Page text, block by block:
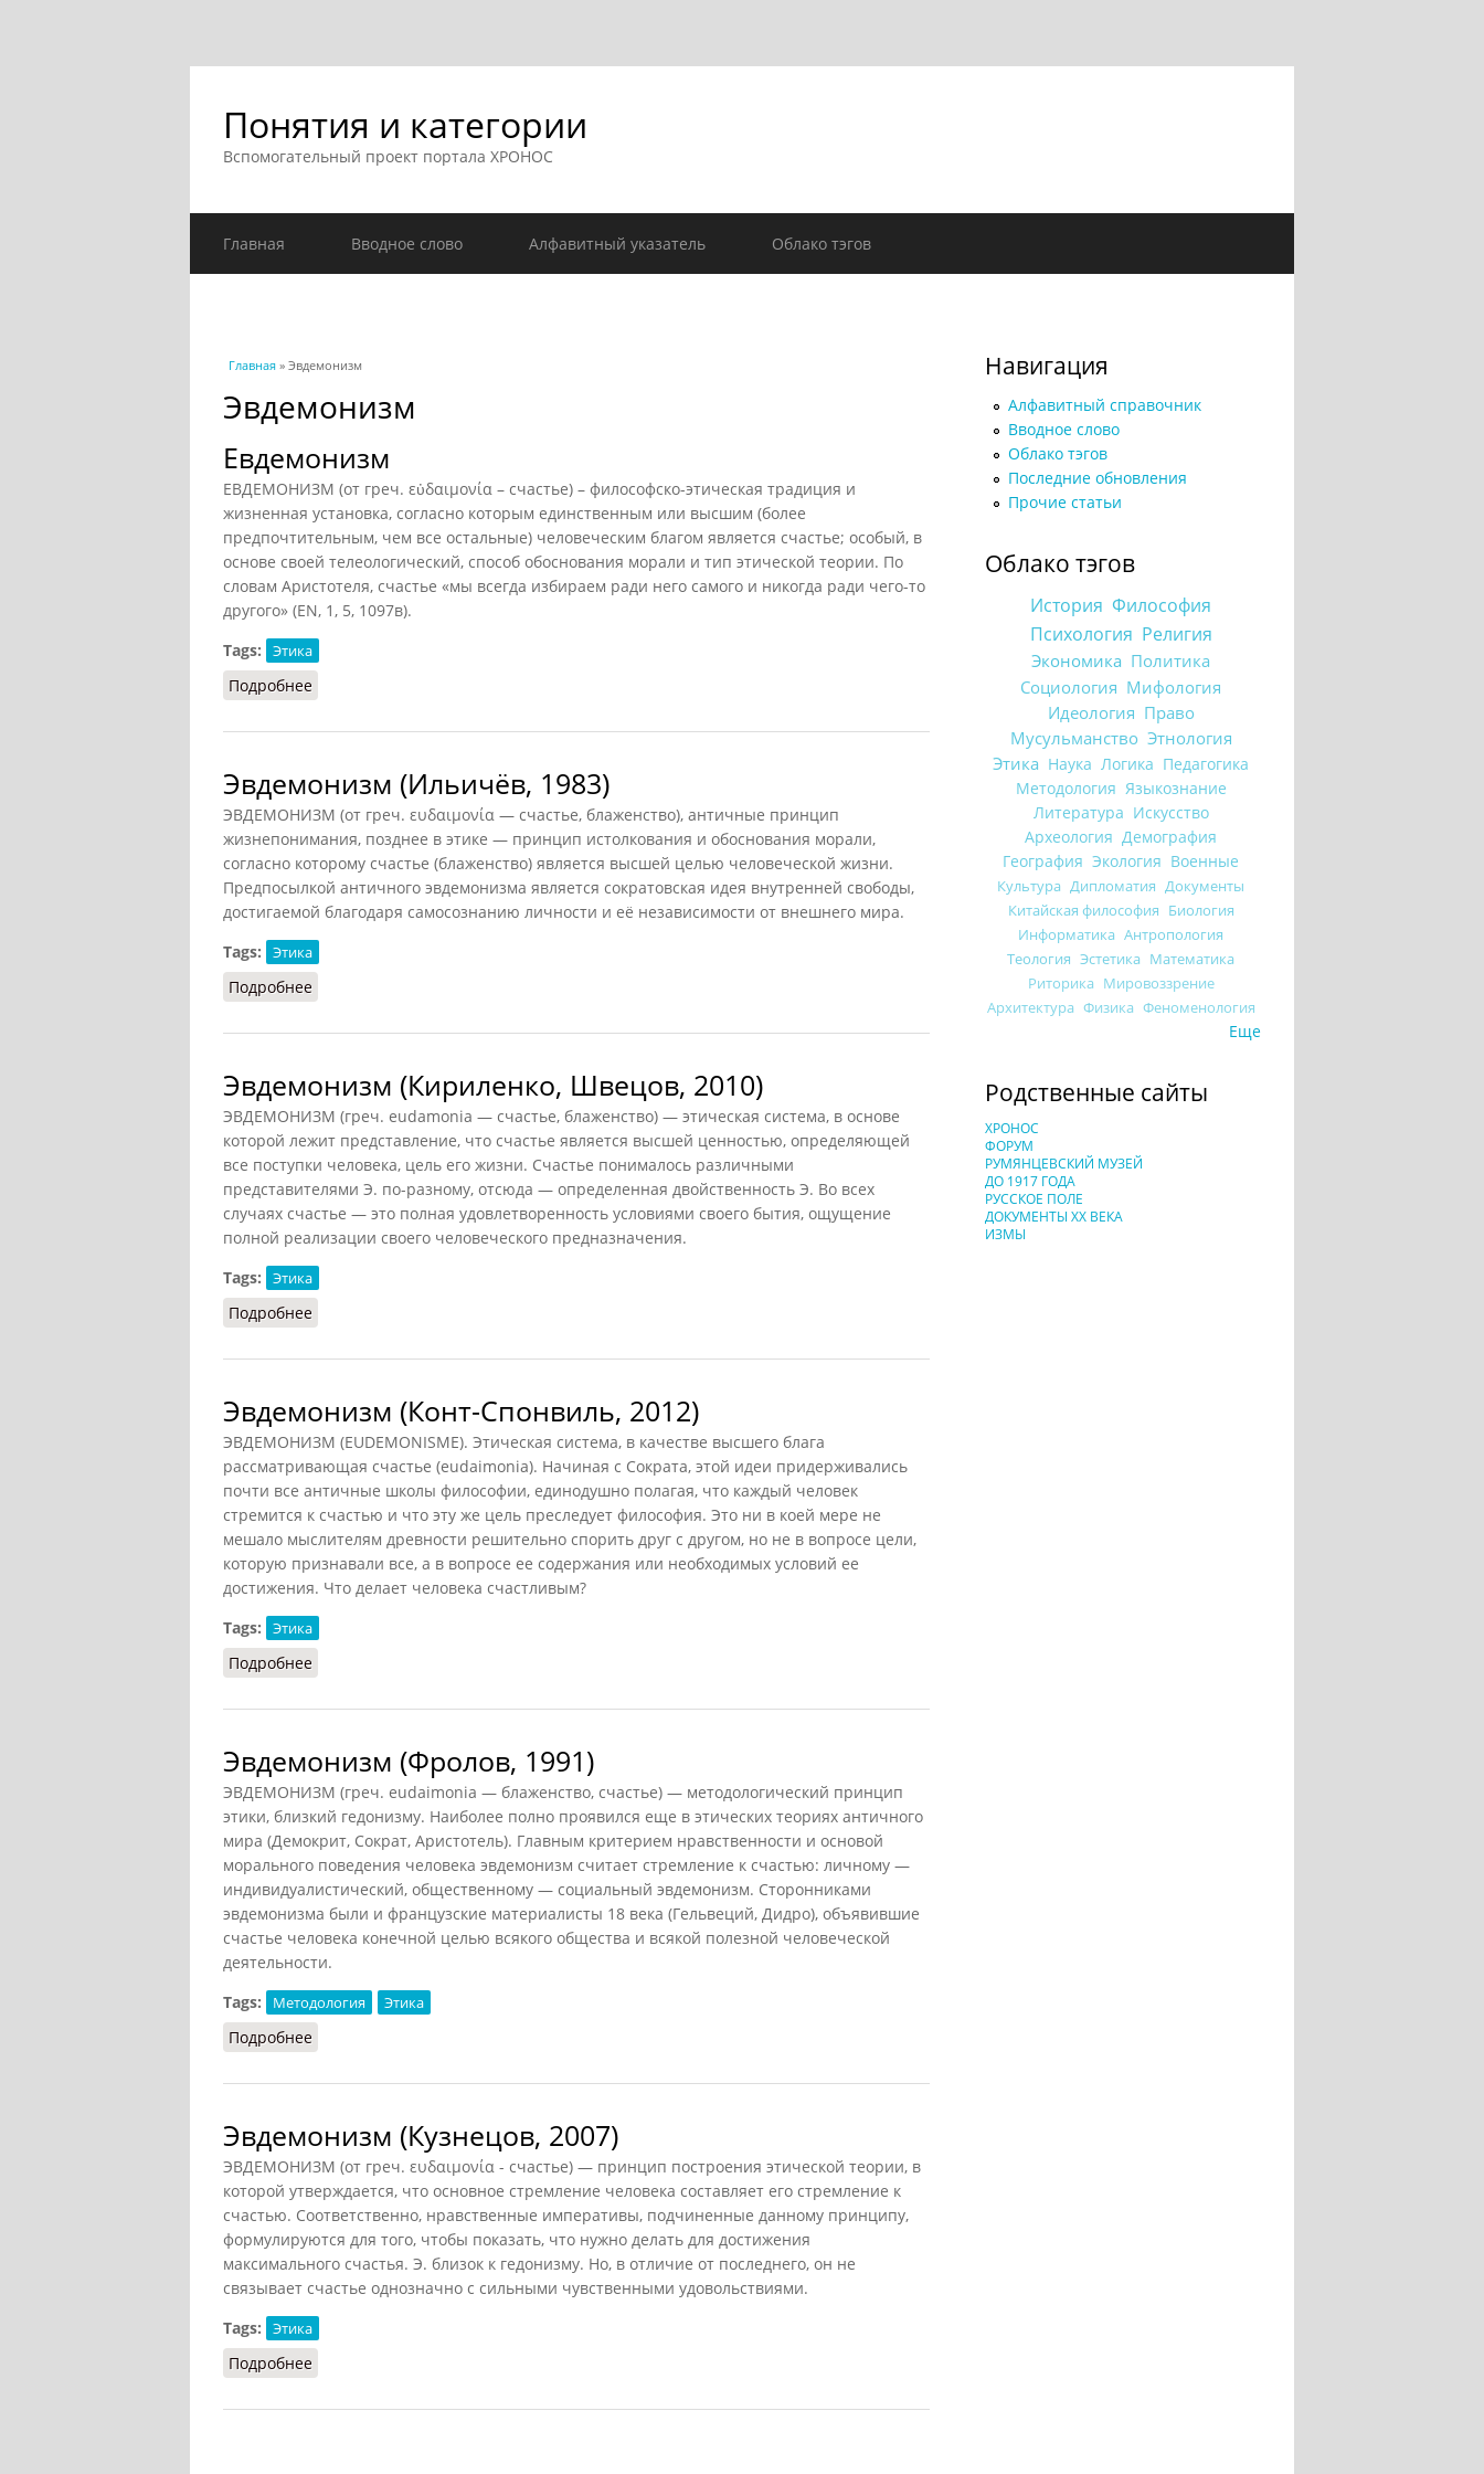
Понятия и категории
Вспомогательный проект портала ХРОНОС
Главная Вводное слово Алфавитный указатель Облако тэгов
Вы здесь
Главная » Эвдемонизм
Эвдемонизм
Евдемонизм
ЕВДЕМОНИЗМ (от греч. εὐδαιμονία – счастье) – философско-этическая традиция и
жизненная установка, согласно которым единственным или высшим (более
предпочтительным, чем все остальные) человеческим благом является счастье; особый, в
основе своей телеологический, способ обоснования морали и тип этической теории. По
словам Аристотеля, счастье «мы всегда избираем ради него самого и никогда ради чего-то
другого» (EN, 1, 5, 1097в).
Tags:
Этика
Подробнее
Эвдемонизм (Ильичёв, 1983)
ЭВДЕМОНИЗМ (от греч. ευδαιμονία — счастье, блаженство), античные принцип
жизнепонимания, позднее в этике — принцип истолкования и обоснования морали,
согласно которому счастье (блаженство) является высшей целью человеческой жизни.
Предпосылкой античного эвдемонизма является сократовская идея внутренней свободы,
достигаемой благодаря самосознанию личности и её независимости от внешнего мира.
Tags:
Этика
Подробнее
Эвдемонизм (Кириленко, Швецов, 2010)
ЭВДЕМОНИЗМ (греч. eudamonia — счастье, блаженство) — этическая система, в основе
которой лежит представление, что счастье является высшей ценностью, определяющей
все поступки человека, цель его жизни. Счастье понималось различными
представителями Э. по-разному, отсюда — определенная двойственность Э. Во всех
случаях счастье — это полная удовлетворенность условиями своего бытия, ощущение
полной реализации своего человеческого предназначения.
Tags:
Этика
Подробнее
Эвдемонизм (Конт-Спонвиль, 2012)
ЭВДЕМОНИЗМ (EUDEMONISME). Этическая система, в качестве высшего блага
рассматривающая счастье (eudaimonia). Начиная с Сократа, этой идеи придерживались
почти все античные школы философии, единодушно полагая, что каждый человек
стремится к счастью и что эту же цель преследует философия. Это ни в коей мере не
мешало мыслителям древности решительно спорить друг с другом, но не в вопросе цели,
которую признавали все, а в вопросе ее содержания или необходимых условий ее
достижения. Что делает человека счастливым?
Tags:
Этика
Подробнее
Эвдемонизм (Фролов, 1991)
ЭВДЕМОНИЗМ (греч. eudaimonia — блаженство, счастье) — методологический принцип
этики, близкий гедонизму. Наиболее полно проявился еще в этических теориях античного
мира (Демокрит, Сократ, Аристотель). Главным критерием нравственности и основой
морального поведения человека эвдемонизм считает стремление к счастью: личному —
индивидуалистический, общественному — социальный эвдемонизм. Сторонниками
эвдемонизма были и французские материалисты 18 века (Гельвеций, Дидро), объявившие
счастье человека конечной целью всякого общества и всякой полезной человеческой
деятельности.
Tags:
Методология Этика
Подробнее
Эвдемонизм (Кузнецов, 2007)
ЭВДЕМОНИЗМ (от греч. ευδαιμονία - счастье) — принцип построения этической теории, в
которой утверждается, что основное стремление человека составляет его стремление к
счастью. Соответственно, нравственные императивы, подчиненные данному принципу,
формулируются для того, чтобы показать, что нужно делать для достижения
максимального счастья. Э. близок к гедонизму. Но, в отличие от последнего, он не
связывает счастье однозначно с сильными чувственными удовольствиями.
Tags:
Этика
Подробнее
Навигация
Алфавитный справочник
Вводное слово
Облако тэгов
Последние обновления
Прочие статьи
Облако тэгов
История Философия
Психология Религия
Экономика Политика
Социология Мифология
Идеология Право
Мусульманство Этнология
Этика Наука Логика Педагогика
Методология Языкознание
Литература Искусство
Археология Демография
География Экология Военные
Культура Дипломатия Документы
Китайская философия Биология
Информатика Антропология
Теология Эстетика Математика
Риторика Мировоззрение
Архитектура Физика Феноменология
Еще
Родственные сайты
ХРОНОС
ФОРУМ
РУМЯНЦЕВСКИЙ МУЗЕЙ
ДО 1917 ГОДА
РУССКОЕ ПОЛЕ
ДОКУМЕНТЫ XX ВЕКА
ИЗМЫ